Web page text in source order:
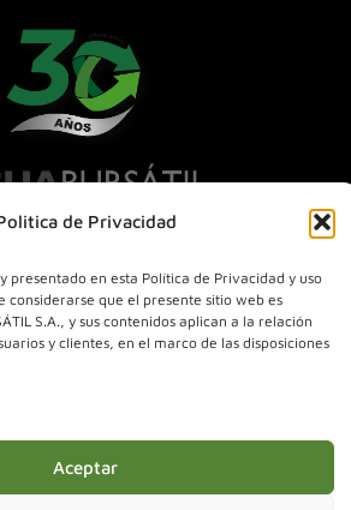
de Privacidad
presentado en esta Política de Privacidad y uso
considerarse que el presente sitio web es
S.A., y sus contenidos aplican a la relación
y clientes, en el marco de las disposiciones
Aceptar
al desarrollo del país a través del
de los recursos que se canalizan a
valores.